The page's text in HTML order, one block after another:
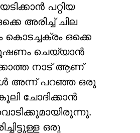
പറ്റിയ
അരിച്ച് ചില
ഒക്കെ
ചെയ്യാന്‍
നാട് ആണ്
അന്ന് പറഞ്ഞ ഒരു
ചോദിക്കാന്‍
ഒരു